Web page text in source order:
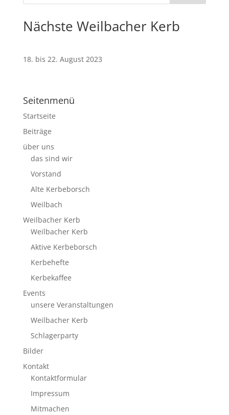
Nächste Weilbacher Kerb
18. bis 22. August 2023
Seitenmenü
Startseite
Beiträge
über uns
das sind wir
Vorstand
Alte Kerbeborsch
Weilbach
Weilbacher Kerb
Weilbacher Kerb
Aktive Kerbeborsch
Kerbehefte
Kerbekaffee
Events
unsere Veranstaltungen
Weilbacher Kerb
Schlagerparty
Bilder
Kontakt
Kontaktformular
Impressum
Mitmachen